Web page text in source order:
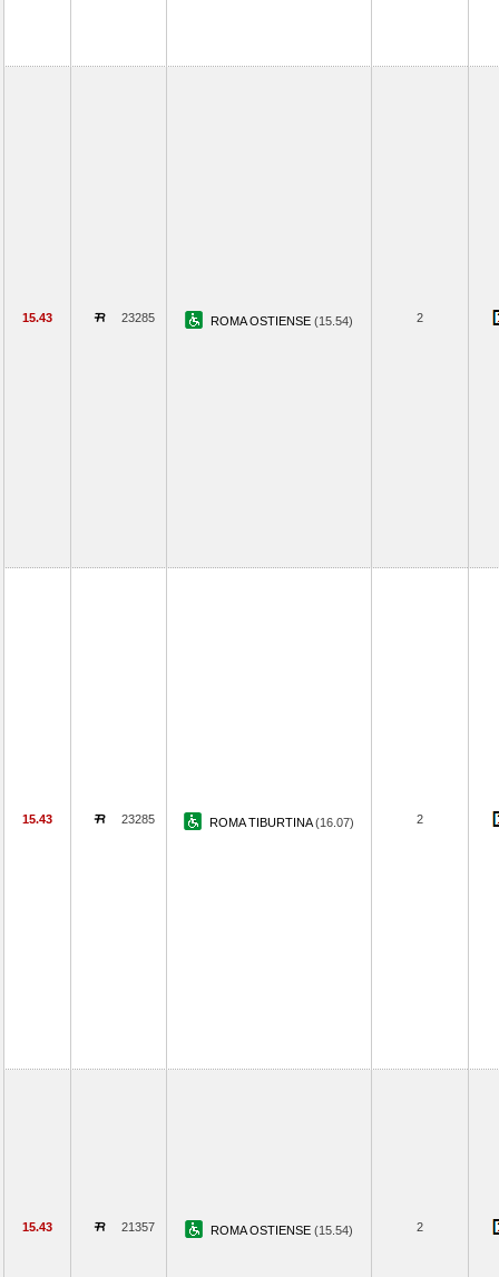
15.43 23285 ROMA OSTIENSE (15.54) 2
15.43 23285 ROMA TIBURTINA(16.07) 2
15.43 21357 ROMA OSTIENSE (15.54) 2